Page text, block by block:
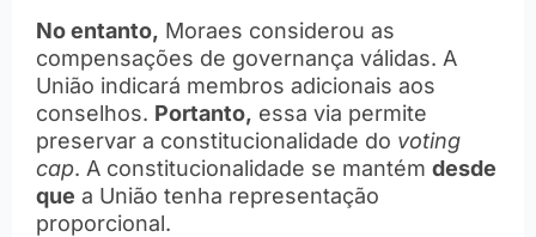
No entanto, Moraes considerou as
compensações de governança válidas. A
União indicará membros adicionais aos
conselhos. Portanto, essa via permite
preservar a constitucionalidade do voting
cap. A constitucionalidade se mantém desde
que a União tenha representação
proporcional.